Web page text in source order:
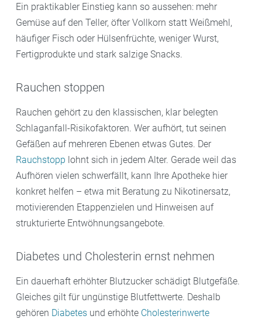
Ein praktikabler Einstieg kann so aussehen: mehr
Gemüse auf den Teller, öfter Vollkorn statt Weißmehl,
häufiger Fisch oder Hülsenfrüchte, weniger Wurst,
Fertigprodukte und stark salzige Snacks.
Rauchen stoppen
Rauchen gehört zu den klassischen, klar belegten
Schlaganfall-Risikofaktoren. Wer aufhört, tut seinen
Gefäßen auf mehreren Ebenen etwas Gutes. Der
Rauchstopp lohnt sich in jedem Alter. Gerade weil das
Aufhören vielen schwerfällt, kann Ihre Apotheke hier
konkret helfen – etwa mit Beratung zu Nikotinersatz,
motivierenden Etappenzielen und Hinweisen auf
strukturierte Entwöhnungsangebote.
Diabetes und Cholesterin ernst nehmen
Ein dauerhaft erhöhter Blutzucker schädigt Blutgefäße.
Gleiches gilt für ungünstige Blutfettwerte. Deshalb
gehören Diabetes und erhöhte Cholesterinwerte